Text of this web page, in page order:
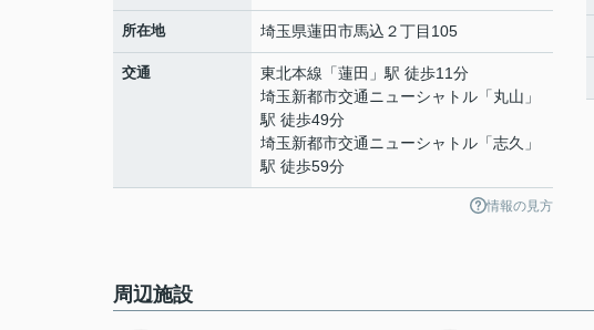
所在地 埼玉県蓮田市馬込 ２丁目105
交通 東北本線 「蓮田 」駅 徒歩11分
埼玉新都市交通ニューシャトル 「丸山 」
駅 徒歩49分
埼玉新都市交通ニューシャトル 「志久 」
駅 徒歩59分
情報の見方
周辺施設